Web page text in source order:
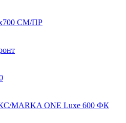
СМ/ПР
MARKA ONE Luxe 600 ФК